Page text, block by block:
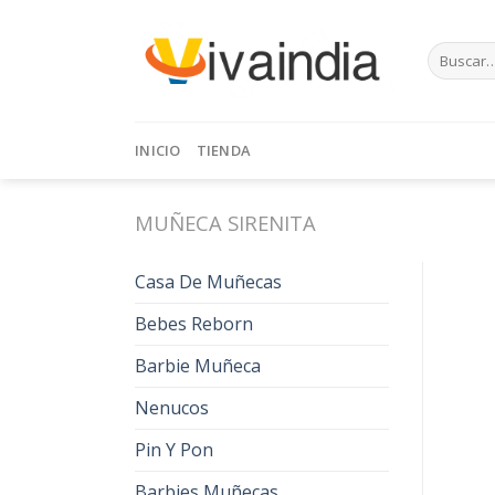
Buscar
por:
INICIO TIENDA
MUÑECA SIRENITA
Casa De Muñecas
Bebes Reborn
Barbie Muñeca
Nenucos
Pin Y Pon